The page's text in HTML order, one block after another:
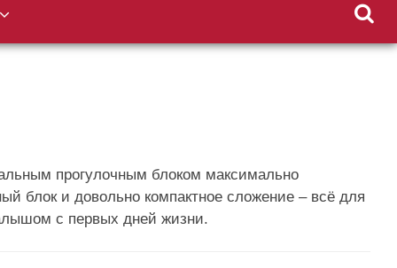
прогулочным блоком максимально
блок и довольно компактное сложение – всё для
с первых дней жизни.